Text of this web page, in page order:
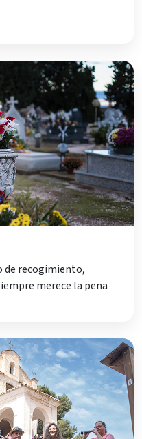
de recogimiento,
merece la pena